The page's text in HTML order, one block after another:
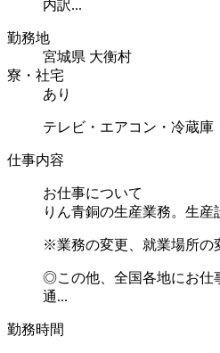
内訳...
勤務地
宮城県 大衡村
寮・社宅
あり
テレビ・エアコン・冷蔵庫
仕事内容
お仕事について
りん青銅の生産業務。生産
※業務の変更、就業場所の
◎この他、全国各地にお仕
通...
勤務時間